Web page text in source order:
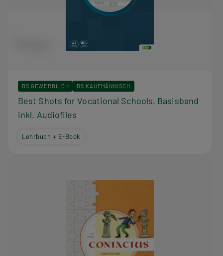
BS GEWERBLICH BS KAUFMÄNNISCH
Best Shots for Vocational Schools. Basisband
inkl. Audiofiles
Lehrbuch + E-Book